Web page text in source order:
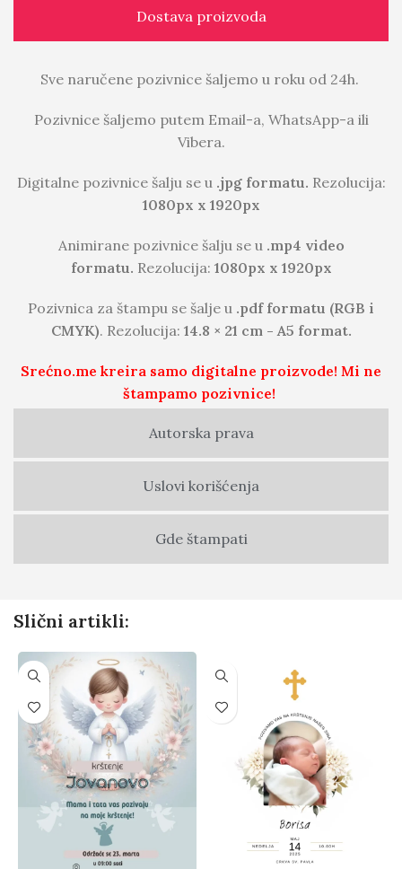
Dostava proizvoda
Autorska prava
Uslovi korišćenja
Gde štampati
Sve naručene pozivnice šaljemo u roku od 24h.
Pozivnice šaljemo putem Email-a, WhatsApp-a ili
Vibera.
Digitalne pozivnice šalju se u .jpg formatu. Rezolucija:
1080px x 1920px
Animirane pozivnice šalju se u .mp4 video
formatu. Rezolucija: 1080px x 1920px
Pozivnica za štampu se šalje u .pdf formatu (RGB i
CMYK). Rezolucija: 14.8 × 21 cm - A5 format.
Srećno.me kreira samo digitalne proizvode! Mi ne
štampamo pozivnice!
Slični artikli: